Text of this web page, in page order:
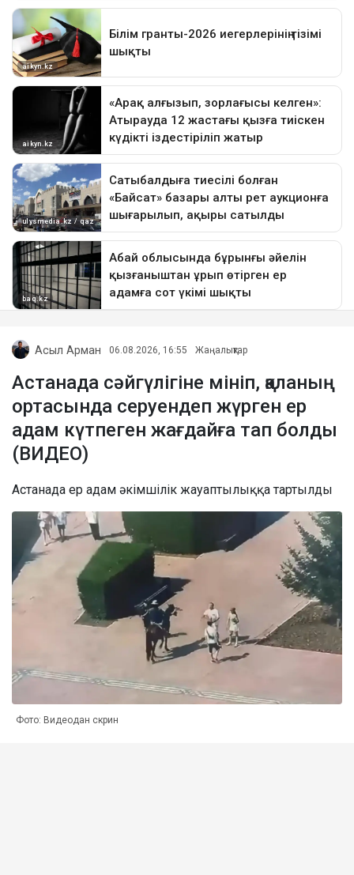
Асыл Арман 06.08.2026, 16:55 Жаңалықтар
Астанада сәйгүлігіне мініп, қаланың
ортасында серуендеп жүрген ер
адам күтпеген жағдайға тап болды
(ВИДЕО)
Астанада ер адам әкімшілік жауаптылыққа тартылды
Фото: Видеодан скрин